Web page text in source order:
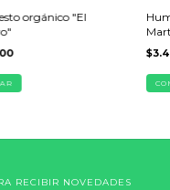
orgánico "El
RECIBIR NOVEDADES